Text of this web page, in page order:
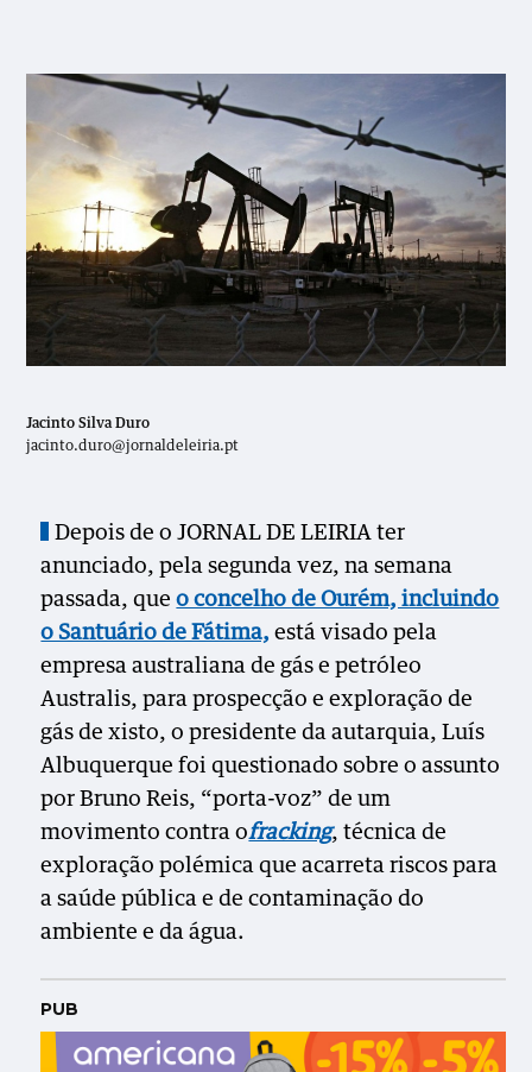
Jacinto Silva Duro
jacinto.duro@jornaldeleiria.pt
Depois de o JORNAL DE LEIRIA ter
anunciado, pela segunda vez, na semana
passada, queo concelho de Ourém, incluindo
o Santuário de Fátima, está visado pela
empresa australiana de gás e petróleo
Australis, para prospecção e exploração de
gás de xisto, o presidente da autarquia, Luís
Albuquerque foi questionado sobre o assunto
por Bruno Reis, “porta-voz” de um
movimento contra ofracking, técnica de
exploração polémica que acarreta riscos para
a saúde pública e de contaminação do
ambiente e da água.
PUB